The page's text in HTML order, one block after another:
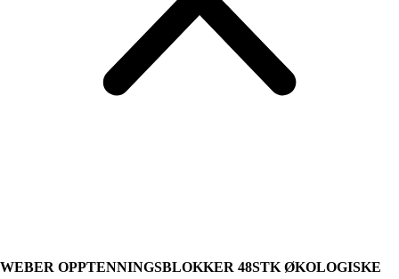
WEBER OPPTENNINGSBLOKKER 48STK ØKOLOGISKE